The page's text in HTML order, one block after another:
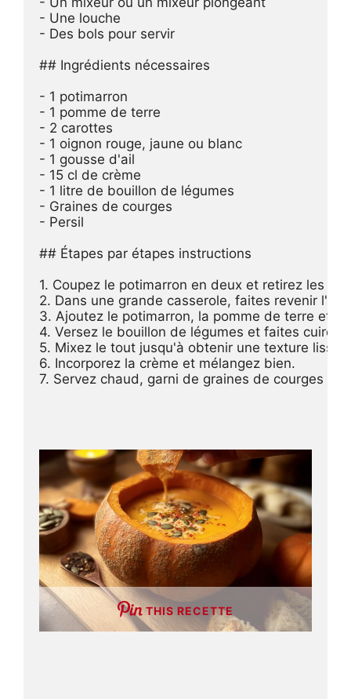
- Une louche
- Des bols pour servir
## Ingrédients nécessaires
- 1 potimarron
- 1 pomme de terre
- 2 carottes
- 1 oignon rouge, jaune ou blanc
- 1 gousse d'ail
- 15 cl de crème
- 1 litre de bouillon de légumes
- Graines de courges
- Persil
## Étapes par étapes instructions
1. Coupez le potimarron en deux et retirez les
2. Dans une grande casserole, faites revenir
3. Ajoutez le potimarron, la pomme de terre et
4. Versez le bouillon de légumes et faites cuire
5. Mixez le tout jusqu'à obtenir une texture lisse.
6. Incorporez la crème et mélangez bien.
7. Servez chaud, garni de graines de courges et
THIS RECETTE